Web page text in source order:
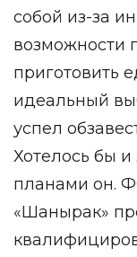
собой из-за
возможности
приготовить
идеальный
успел
Хотелось бы
планами он.
«Шанырак»